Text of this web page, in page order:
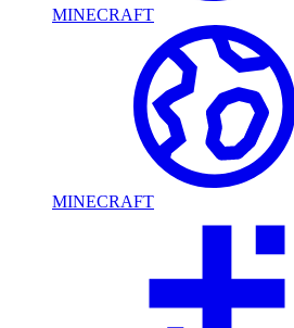
MINECRAFT
MINECRAFT